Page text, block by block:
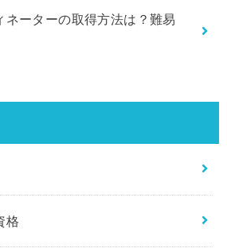
ネーターの取得方法は？難易
格